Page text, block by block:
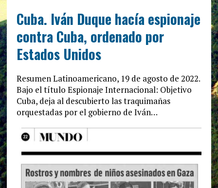
Cuba. Iván Duque hacía espionaje
contra Cuba, ordenado por
Estados Unidos
Resumen Latinoamericano, 19 de agosto de 2022.
Bajo el título Espionaje Internacional: Objetivo
Cuba, deja al descubierto las traquimañas
orquestadas por el gobierno de Iván…